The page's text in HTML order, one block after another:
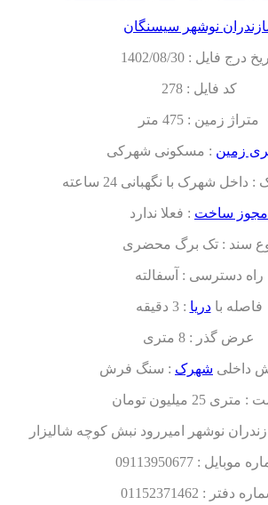
نوشهر سیسنگان
درج فایل : 1402/08/30
کد فایل : 278
متراژ زمین : 475 متر
زمین : مسکونی شهرکی
شهرک با نگهبانی 24 ساعته
مجوز ساخت : فعلا ندارد
سند : تک برگ محضری
راه دسترسی : آسفالته
فاصله بادریا : 3 دقیقه
عرض گذر : 8 متری
داخلی شهرک : سنگ فرش
25 میلیون تومان
نوشهر امیررود نبش کوچه شالیزار
موبایل : 09113950677
دفتر : 01152371462